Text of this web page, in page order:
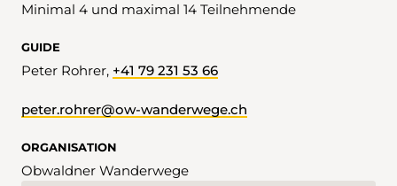
Minimal 4 und maximal 14 Teilnehmende
GUIDE
Peter Rohrer, +41 79 231 53 66
peter.rohrer@ow-wanderwege.ch
ORGANISATION
Obwaldner Wanderwege